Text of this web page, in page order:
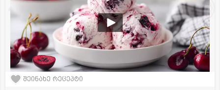
შეინახე რეცეპტი